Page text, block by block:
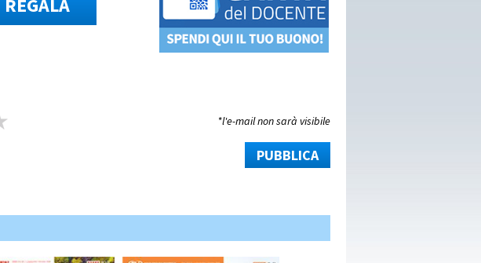
REGALA
*l'e-mail non sarà visibile
PUBBLICA